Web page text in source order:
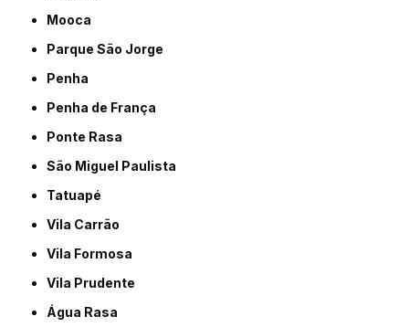
Mooca
Parque São Jorge
Penha
Penha de França
Ponte Rasa
São Miguel Paulista
Tatuapé
Vila Carrão
Vila Formosa
Vila Prudente
Água Rasa